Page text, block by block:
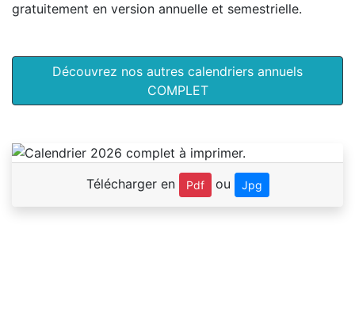
gratuitement en version annuelle et semestrielle.
Découvrez nos autres calendriers annuels
COMPLET
Télécharger en Pdf ou Jpg